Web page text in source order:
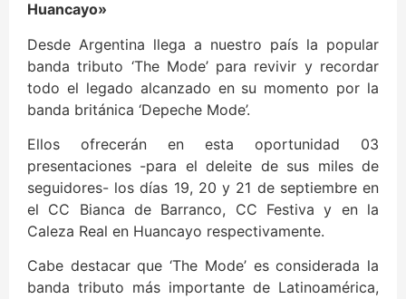
Huancayo»
Desde Argentina llega a nuestro país la popular
banda tributo ‘The Mode’ para revivir y recordar
todo el legado alcanzado en su momento por la
banda británica ‘Depeche Mode’.
Ellos ofrecerán en esta oportunidad 03
presentaciones -para el deleite de sus miles de
seguidores- los días 19, 20 y 21 de septiembre en
el CC Bianca de Barranco, CC Festiva y en la
Caleza Real en Huancayo respectivamente.
Cabe destacar que ‘The Mode’ es considerada la
banda tributo más importante de Latinoamérica,